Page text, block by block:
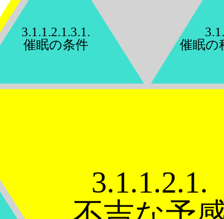
3.1.1.2.1.
3.1.1.2.1.3.1.
催眠の条件
催眠の